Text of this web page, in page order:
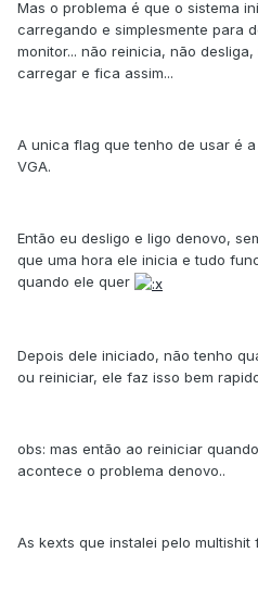
Mas o problema é que o sistema
carregando e simplesmente para
monitor... não reinicia, não
carregar e fica assim...
A unica flag que tenho de usar é
VGA.
Então eu desligo e ligo denovo,
que uma hora ele inicia e tudo
quando ele quer
Depois dele iniciado, não tenho
ou reiniciar, ele faz isso bem
obs: mas então ao reiniciar
acontece o problema denovo..
As kexts que instalei pelo multishit